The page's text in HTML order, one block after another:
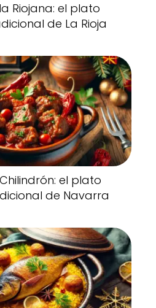
Riojana: el plato
de La Rioja
el plato
de Navarra